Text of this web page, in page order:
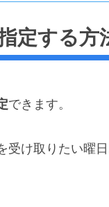
定する方
できます。
受け取りたい曜